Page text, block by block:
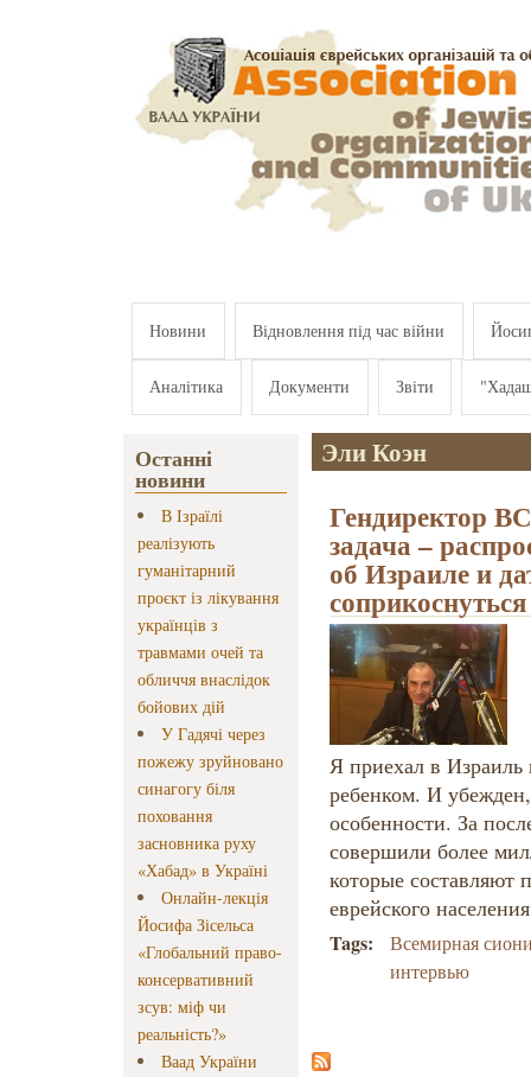
Новини Відновлення під час війни
Аналітика Документи Звіти
Останні
новини
В Ізраїлі
реалізують
гуманітарний
проєкт із лікування
українців з
травмами очей та
обличчя внаслідок
бойових дій
У Гадячі через
пожежу зруйновано
синагогу біля
поховання
засновника руху
«Хабад» в Україні
Онлайн-лекція
Йосифа Зісельса
«Глобальний право-
консервативний
зсув: міф чи
реальність?»
Ваад України
Эли Коэн
Гендиректор
задача –
об Израиле и
Я приехал в
ребенком. И
особенности. За
совершили более
которые составляют
еврейского
Tags:
Всемирная
интервью